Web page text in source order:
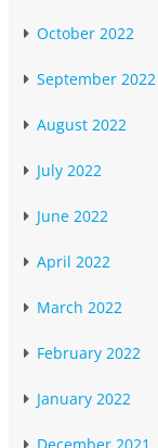
October 2022
September 2022
August 2022
July 2022
June 2022
April 2022
March 2022
February 2022
January 2022